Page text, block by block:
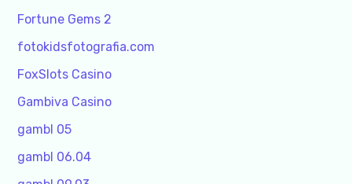
Fortune Gems 2
fotokidsfotografia.com
FoxSlots Casino
Gambiva Casino
gambl 05
gambl 06.04